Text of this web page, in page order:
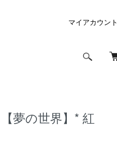
マイアカウント
夢の世界】* 紅